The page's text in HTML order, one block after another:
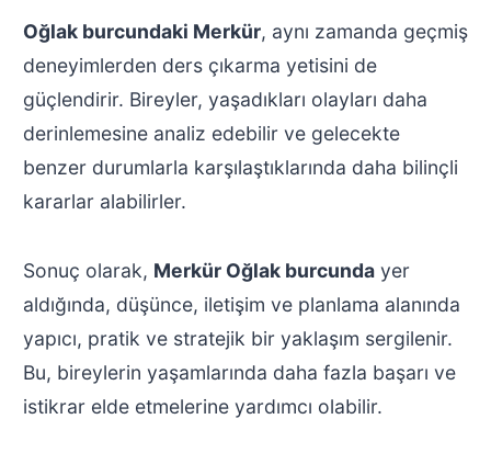
Oğlak burcundaki Merkür, aynı zamanda geçmiş
deneyimlerden ders çıkarma yetisini de
güçlendirir. Bireyler, yaşadıkları olayları daha
derinlemesine analiz edebilir ve gelecekte
benzer durumlarla karşılaştıklarında daha bilinçli
kararlar alabilirler.
Sonuç olarak, Merkür Oğlak burcundayer
aldığında, düşünce, iletişim ve planlama alanında
yapıcı, pratik ve stratejik bir yaklaşım sergilenir.
Bu, bireylerin yaşamlarında daha fazla başarı ve
istikrar elde etmelerine yardımcı olabilir.